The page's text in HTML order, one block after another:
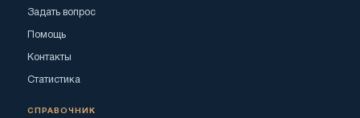
Задать вопрос
Помощь
Контакты
Статистика
СПРАВОЧНИК